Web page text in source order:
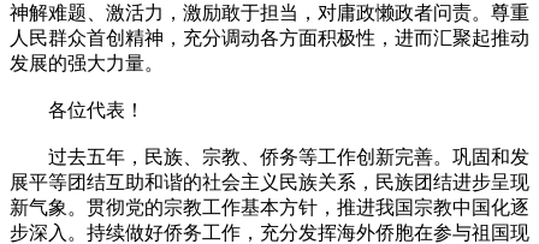
神解难题、激活力，激励敢于担当，对庸政懒政者问责。尊重
人民群众首创精神，充分调动各方面积极性，进而汇聚起推动
发展的强大力量。
各位代表！
过去五年，民族、宗教、侨务等工作创新完善。巩固和发
展平等团结互助和谐的社会主义民族关系，民族团结进步呈现
新气象。贯彻党的宗教工作基本方针，推进我国宗教中国化逐
步深入。持续做好侨务工作，充分发挥海外侨胞在参与祖国现